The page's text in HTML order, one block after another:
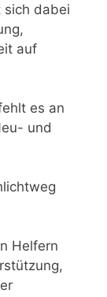
sich dabei
auf
es an
und
Helfern